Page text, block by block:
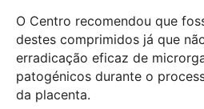
O Centro recomendou que
destes comprimidos já que
erradicação eficaz de
patogénicos durante o
da placenta.